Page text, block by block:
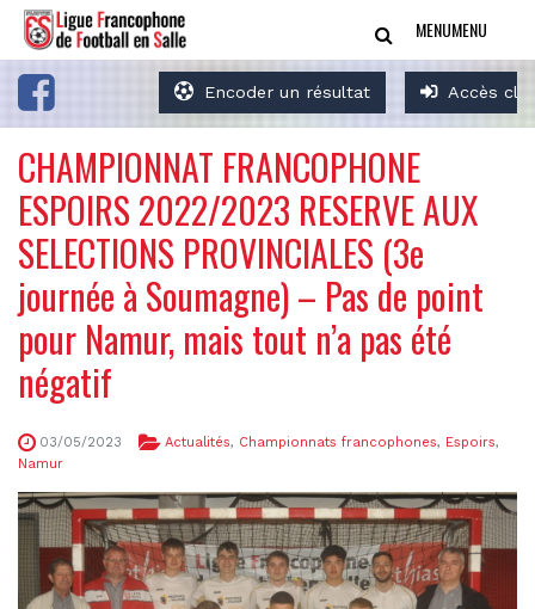
Encoder un résultat Accès
MENUMENU
CHAMPIONNAT FRANCOPHONE
ESPOIRS 2022/2023 RESERVE AUX
SELECTIONS PROVINCIALES (3e
journée à Soumagne) – Pas de point
pour Namur, mais tout n’a pas été
négatif
03/05/2023 Actualités, Championnats francophones, Espoirs,
Namur